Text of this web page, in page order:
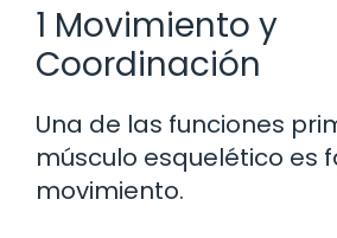
1 Movimiento y
Coordinación
Una de las funciones
músculo esquelético es
movimiento.